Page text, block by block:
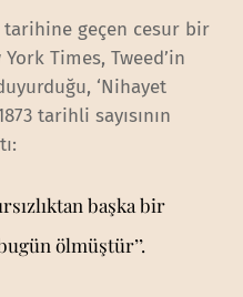
geçen cesur bir
Times, Tweed’in
‘Nihayet
tarihli sayısının
başka bir
ölmüştür’’.